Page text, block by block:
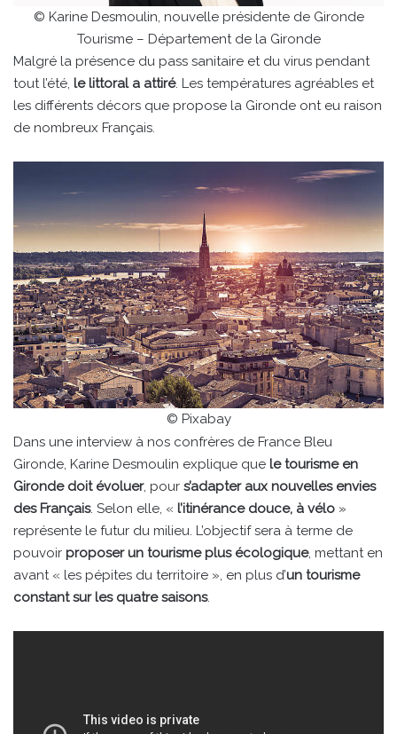
© Karine Desmoulin, nouvelle présidente de Gironde
Tourisme – Département de la Gironde
Malgré la présence du pass sanitaire et du virus pendant
tout l’été, le littoral a attiré. Les températures agréables et
les différents décors que propose la Gironde ont eu raison
de nombreux Français.
© Pixabay
Dans une interview à nos confrères de France Bleu
Gironde, Karine Desmoulin explique que le tourisme en
Gironde doit évoluer, pour s’adapter aux nouvelles envies
des Français. Selon elle, « l’itinérance douce, à vélo »
représente le futur du milieu. L’objectif sera à terme de
pouvoir proposer un tourisme plus écologique, mettant en
avant « les pépites du territoire », en plus d’un tourisme
constant sur les quatre saisons.